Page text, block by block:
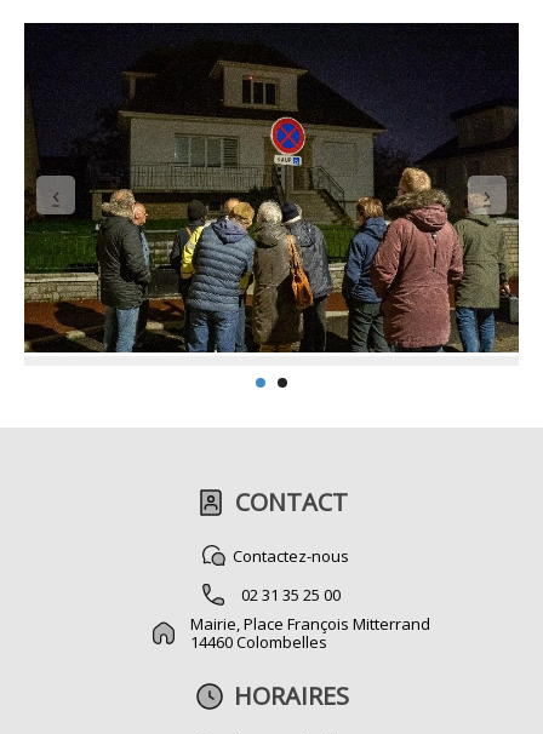
CONTACT
Contactez-nous
02 31 35 25 00
Mairie, Place François Mitterrand
14460 Colombelles
HORAIRES